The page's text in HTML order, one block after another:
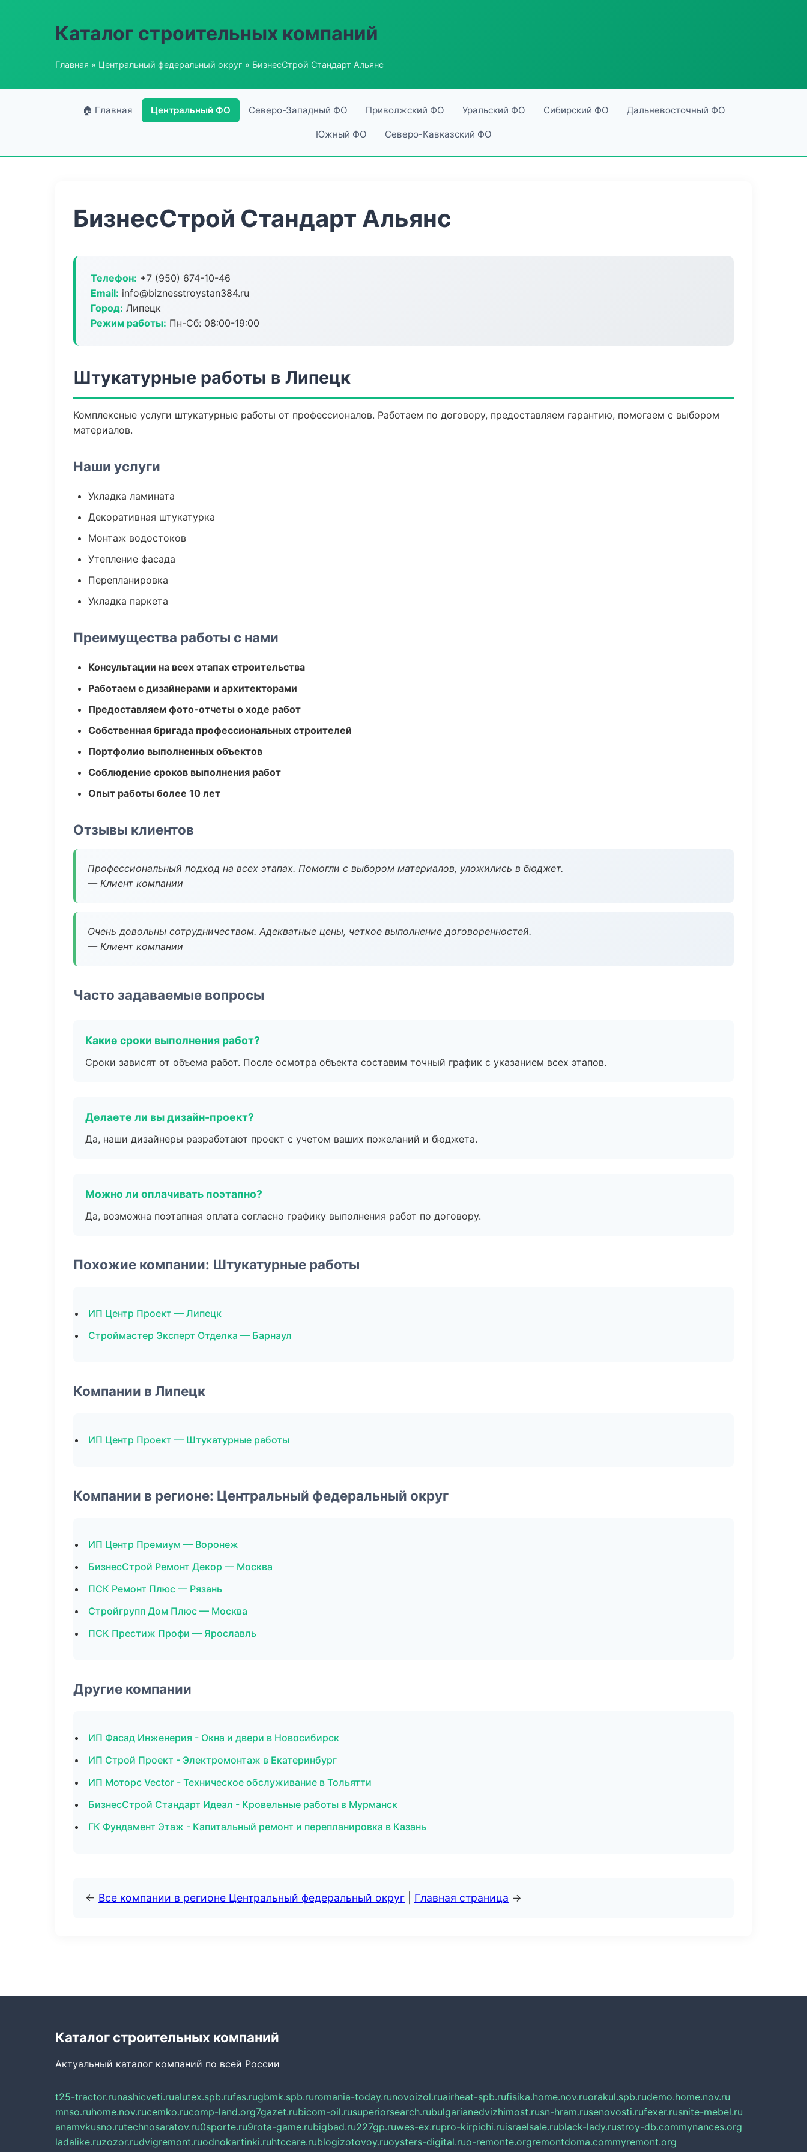
Каталог строительных компаний
Главная » Центральный федеральный округ » БизнесСтрой Стандарт Альянс
🏠 Главная Центральный ФО Северо-Западный ФО Приволжский ФО Уральский ФО Сибирский ФО Дальневосточный ФО
Южный ФО Северо-Кавказский ФО
БизнесСтрой Стандарт Альянс
Телефон: +7 (950) 674-10-46
Email: info@biznesstroystan384.ru
Город: Липецк
Режим работы: Пн-Сб: 08:00-19:00
Штукатурные работы в Липецк
Комплексные услуги штукатурные работы от профессионалов. Работаем по договору, предоставляем гарантию, помогаем с выбором
материалов.
Наши услуги
Укладка ламината
Декоративная штукатурка
Монтаж водостоков
Утепление фасада
Перепланировка
Укладка паркета
Преимущества работы с нами
Консультации на всех этапах строительства
Работаем с дизайнерами и архитекторами
Предоставляем фото-отчеты о ходе работ
Собственная бригада профессиональных строителей
Портфолио выполненных объектов
Соблюдение сроков выполнения работ
Опыт работы более 10 лет
Отзывы клиентов
Профессиональный подход на всех этапах. Помогли с выбором материалов, уложились в бюджет.
— Клиент компании
Очень довольны сотрудничеством. Адекватные цены, четкое выполнение договоренностей.
— Клиент компании
Часто задаваемые вопросы
Какие сроки выполнения работ?
Сроки зависят от объема работ. После осмотра объекта составим точный график с указанием всех этапов.
Делаете ли вы дизайн-проект?
Да, наши дизайнеры разработают проект с учетом ваших пожеланий и бюджета.
Можно ли оплачивать поэтапно?
Да, возможна поэтапная оплата согласно графику выполнения работ по договору.
Похожие компании: Штукатурные работы
ИП Центр Проект — Липецк
Строймастер Эксперт Отделка — Барнаул
Компании в Липецк
ИП Центр Проект — Штукатурные работы
Компании в регионе: Центральный федеральный округ
ИП Центр Премиум — Воронеж
БизнесСтрой Ремонт Декор — Москва
ПСК Ремонт Плюс — Рязань
Стройгрупп Дом Плюс — Москва
ПСК Престиж Профи — Ярославль
Другие компании
ИП Фасад Инженерия - Окна и двери в Новосибирск
ИП Строй Проект - Электромонтаж в Екатеринбург
ИП Моторс Vector - Техническое обслуживание в Тольятти
БизнесСтрой Стандарт Идеал - Кровельные работы в Мурманск
ГК Фундамент Этаж - Капитальный ремонт и перепланировка в Казань
← Все компании в регионе Центральный федеральный округ Главная страница →
Каталог строительных компаний
Актуальный каталог компаний по всей России
t25-tractor.runashicveti.rualutex.spb.rufas.rugbmk.spb.ruromania-today.runovoizol.ruairheat-spb.rufisika.home.nov.ruorakul.spb.rudemo.home.nov.ru
mnso.ruhome.nov.rucemko.rucomp-land.org7gazet.rubicom-oil.rusuperiorsearch.rubulgarianedvizhimost.rusn-hram.rusenovosti.rufexer.rusnite-mebel.ru
anamvkusno.rutechnosaratov.ru0sporte.ru9rota-game.rubigbad.ru227gp.ruwes-ex.rupro-kirpichi.ruisraelsale.rublack-lady.rustroy-db.commynances.org
ladalike.ruzozor.rudvigremont.ruodnokartinki.ruhtccare.rublogizotovoy.ruoysters-digital.ruo-remonte.orgremontdoma.commyremont.org